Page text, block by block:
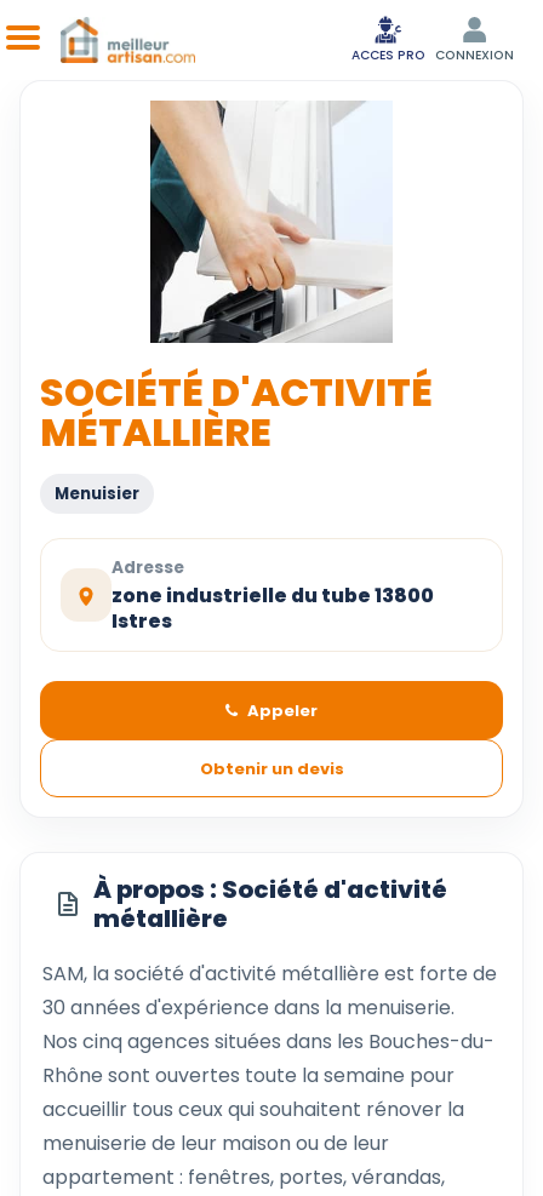
ACCES PRO CONNEXION
SOCIÉTÉ D'ACTIVITÉ
MÉTALLIÈRE
Menuisier
Adresse
zone industrielle du tube 13800
Istres
Appeler
Obtenir un devis
À propos : Société d'activité
métallière
SAM, la société d'activité métallière est forte de
30 années d'expérience dans la menuiserie.
Nos cinq agences situées dans les Bouches-du-
Rhône sont ouvertes toute la semaine pour
accueillir tous ceux qui souhaitent rénover la
menuiserie de leur maison ou de leur
appartement : fenêtres, portes, vérandas,